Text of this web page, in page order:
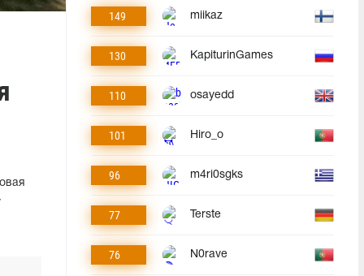
149 miikaz
130 KapiturinGames
110 osayedd
101 Hiro_o
96 m4ri0sgks
77 Terste
76 N0rave